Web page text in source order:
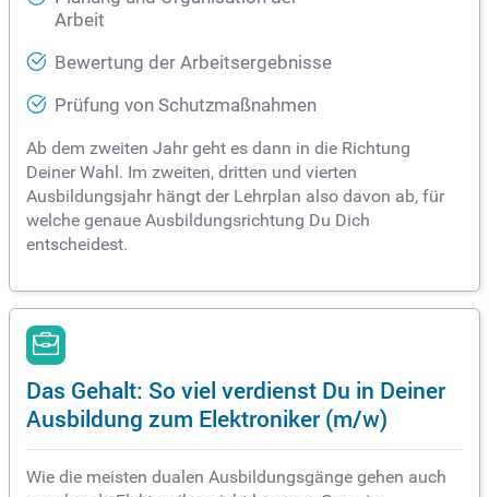
Arbeit
Bewertung der Arbeitsergebnisse
Prüfung von Schutzmaßnahmen
Ab dem zweiten Jahr geht es dann in die Richtung
Deiner Wahl. Im zweiten, dritten und vierten
Ausbildungsjahr hängt der Lehrplan also davon ab, für
welche genaue Ausbildungsrichtung Du Dich
entscheidest.
Das Gehalt: So viel verdienst Du in Deiner
Ausbildung zum Elektroniker (m/w)
Wie die meisten dualen Ausbildungsgänge gehen auch